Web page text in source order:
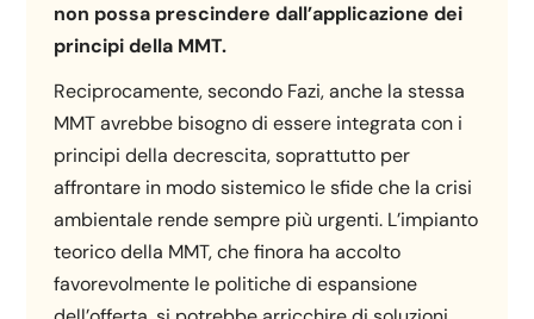
non possa prescindere dall’applicazione dei
principi della MMT.
Reciprocamente, secondo Fazi, anche la stessa
MMT avrebbe bisogno di essere integrata con i
principi della decrescita, soprattutto per
affrontare in modo sistemico le sfide che la crisi
ambientale rende sempre più urgenti. L’impianto
teorico della MMT, che finora ha accolto
favorevolmente le politiche di espansione